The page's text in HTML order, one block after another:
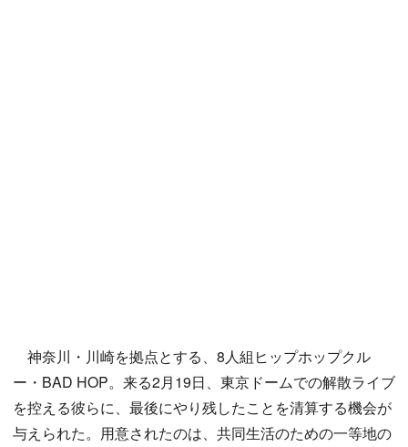
神奈川・川崎を拠点とする、8人組ヒップホップクル
ー・BAD HOP。来る2月19日、東京ドームでの解散ライブ
を控える彼らに、最後にやり残したことを清算する機会が
与えられた。用意されたのは、共同生活のための一等地の